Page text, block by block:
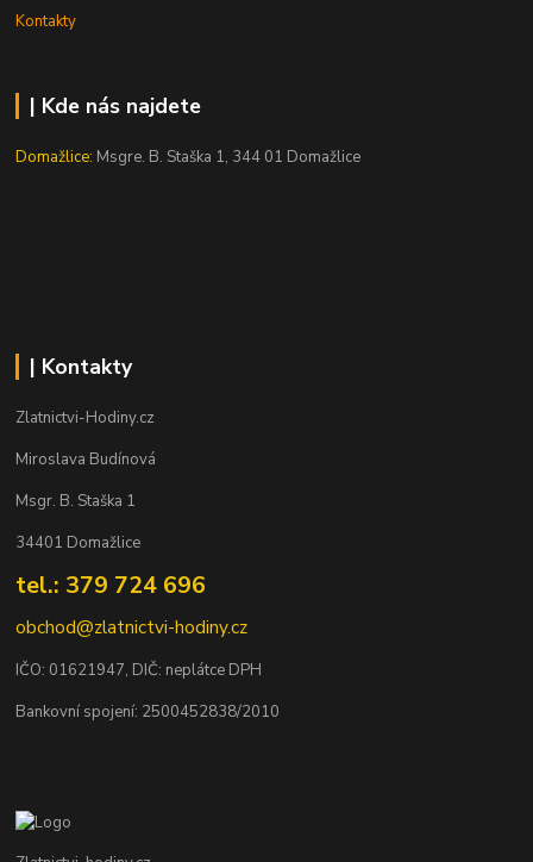
Kontakty
| Kde nás najdete
Domažlice: Msgre. B. Staška 1, 344 01 Domažlice
| Kontakty
Zlatnictvi-Hodiny.cz
Miroslava Budínová
Msgr. B. Staška 1
34401 Domažlice
tel.: 379 724 696
obchod@zlatnictvi-hodiny.cz
IČO: 01621947, DIČ: neplátce DPH
Bankovní spojení: 2500452838/2010